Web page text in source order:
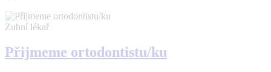
Zubní lékař
Přijmeme ortodontistu/ku